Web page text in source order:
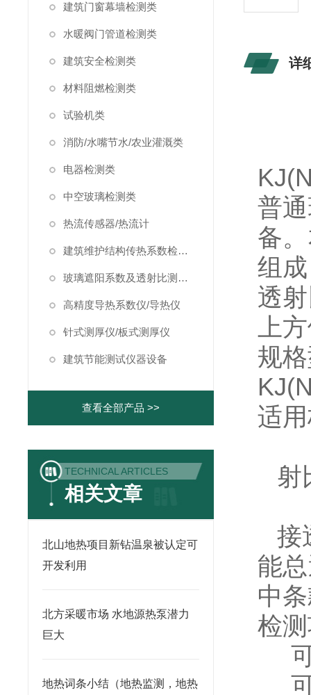
建筑门窗幕墙检测类
水暖阀门管道检测类
建筑安全检测类
材料阻燃检测类
试验机类
消防/水嘴节水/农业灌溉类
电器检测类
中空玻璃检测类
热流传感器/热流计
建筑维护结构传热系数检测仪/温度热流巡检仪
玻璃遮阳系数及透射比测定仪
高精度导热系数仪/导热仪
针式测厚仪/板式测厚仪
建筑节能测试仪器设备
查看全部产品 >>
TECHNICAL ARTICLES
相关文章
北山地热项目新钻温泉被认定可
开发利用
北方采暖市场 水地源热泵潜力
巨大
地热词条小结（地热监测，地热
详
普
备
组
透
上
规
适
射
接
能
中
检